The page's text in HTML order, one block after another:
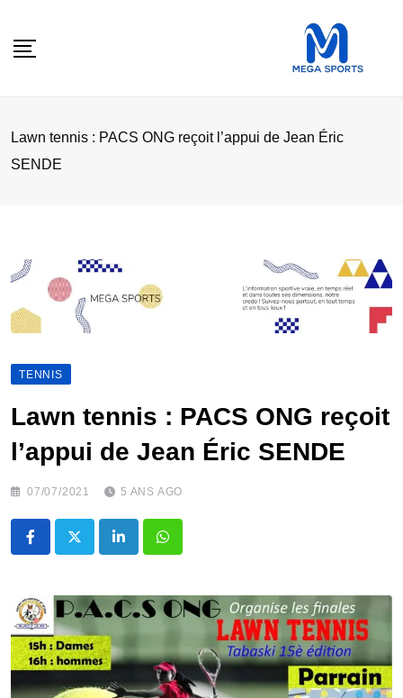
Lawn tennis : PACS ONG reçoit l’appui de Jean Éric
SENDE
TENNIS
Lawn tennis : PACS ONG reçoit
l’appui de Jean Éric SENDE
07/07/2021 5 ANS AGO
LinkedInWhatsapp